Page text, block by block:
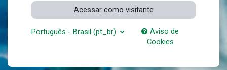
Acessar como visitante
Português - Brasil ‎(pt_br)‎
Aviso de
Cookies